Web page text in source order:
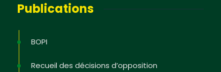
Publications
BOPI
Recueil des décisions d’opposition